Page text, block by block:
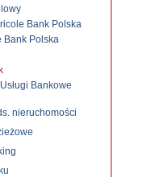
Bank Polska
Bank Polska
Bankowe
nieruchomości